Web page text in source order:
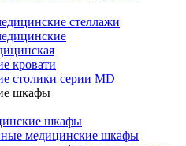
стеллажи
кровати
столики серии MD
шкафы
шкафы
медицинские шкафы